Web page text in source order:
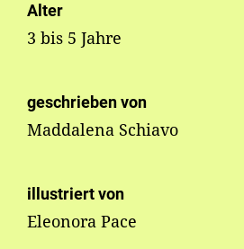
Alter
3 bis 5 Jahre
geschrieben von
Maddalena Schiavo
illustriert von
Eleonora Pace